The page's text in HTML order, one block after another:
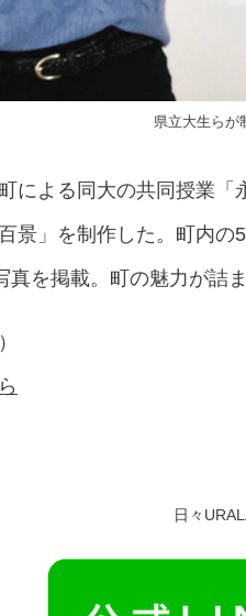
県立大生らが
による同大の共同授業
景」を制作した。町内
真を掲載。町の魅力が詰
日々